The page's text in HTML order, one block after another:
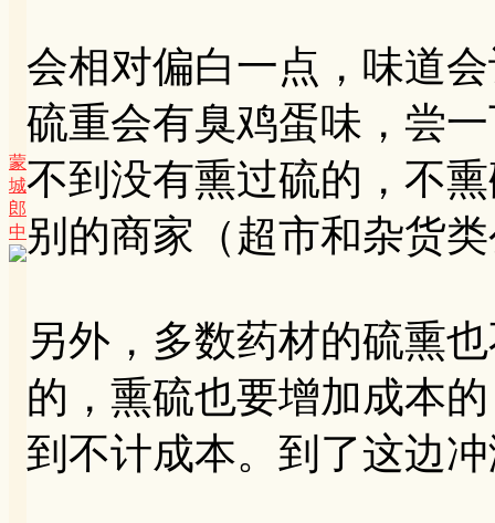
蒙
城
郎
中
会相对偏白一点，味道
硫重会有臭鸡蛋味，尝
不到没有熏过硫的，不
别的商家（超市和杂货
另外，多数药材的硫熏
的，熏硫也要增加成本
到不计成本。到了这边